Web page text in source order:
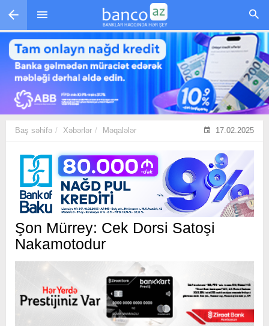
Skip to main content
Baş səhifə Xəbərlər Məqalələr 17.02.2025
Şon Mürrey: Cek Dorsi Satoşi
Nakamotodur